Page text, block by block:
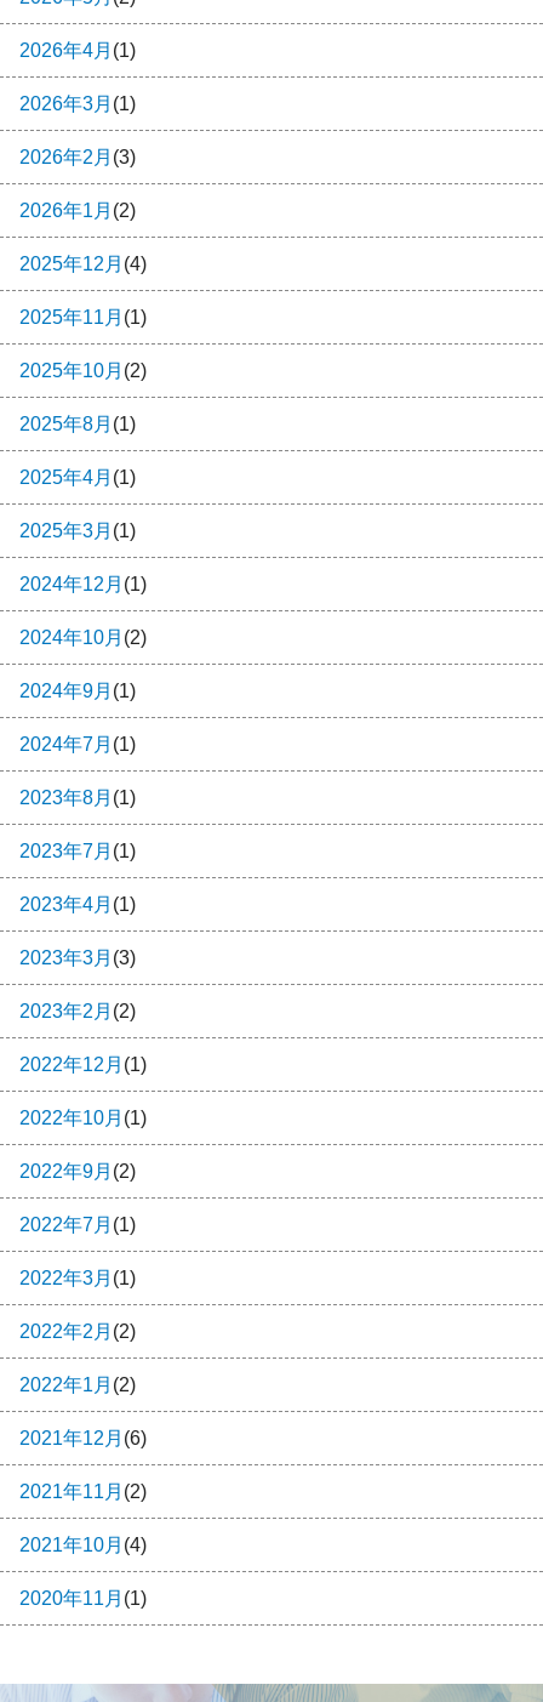
2026年4月 (1)
2026年3月 (1)
2026年2月 (3)
2026年1月 (2)
2025年12月 (4)
2025年11月 (1)
2025年10月 (2)
2025年8月 (1)
2025年4月 (1)
2025年3月 (1)
2024年12月 (1)
2024年10月 (2)
2024年9月 (1)
2024年7月 (1)
2023年8月 (1)
2023年7月 (1)
2023年4月 (1)
2023年3月 (3)
2023年2月 (2)
2022年12月 (1)
2022年10月 (1)
2022年9月 (2)
2022年7月 (1)
2022年3月 (1)
2022年2月 (2)
2022年1月 (2)
2021年12月 (6)
2021年11月 (2)
2021年10月 (4)
2020年11月 (1)